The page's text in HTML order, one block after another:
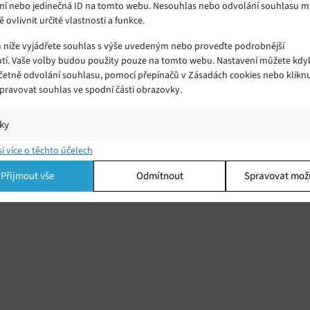
nebo jedinečná ID na tomto webu. Nesouhlas nebo odvolání souhlasu
ovlivnit určité vlastnosti a funkce.
vyjádřete souhlas s výše uvedeným nebo proveďte podrobnější
Vaše volby budou použity pouze na tomto webu. Nastavení můžete
odvolání souhlasu, pomocí přepínačů v Zásadách cookies nebo
souhlas ve spodní části obrazovky.
a/nebo přístup k informacím v zařízení, Porozumění publiku
kombinací údajů z různých zdrojů.
více o těchto účelech
Přijmout vše Odmítnout Spravovat